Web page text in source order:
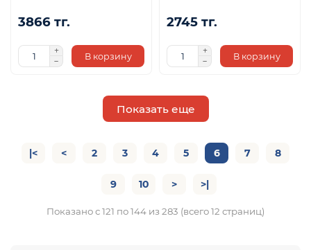
3866 тг.
В корзину
2745 тг.
В корзину
Показать еще
|< < 2 3 4 5 6 7 8
9 10 > >|
Показано с 121 по 144 из 283 (всего 12 страниц)